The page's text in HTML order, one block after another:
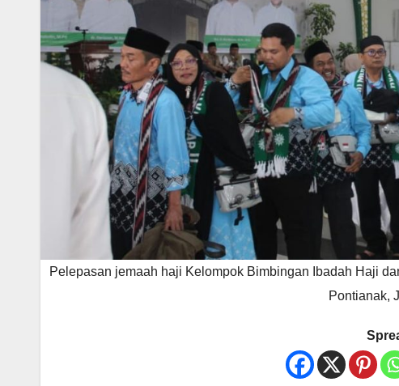
Pelepasan jemaah haji Kelompok Bimbingan Ibadah Haji
Pontianak,